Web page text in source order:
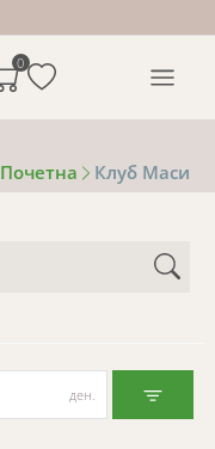
0
Почетна
Клуб Маси
ден.